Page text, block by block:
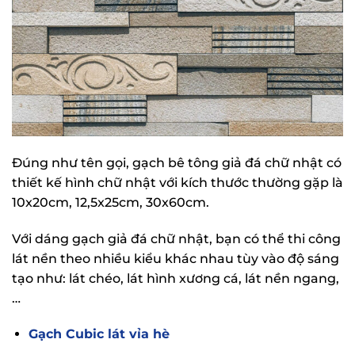
Đúng như tên gọi, gạch bê tông giả đá chữ nhật có
thiết kế hình chữ nhật với kích thước thường gặp là
10x20cm, 12,5x25cm, 30x60cm.
Với dáng gạch giả đá chữ nhật, bạn có thể thi công
lát nền theo nhiều kiểu khác nhau tùy vào độ sáng
tạo như: lát chéo, lát hình xương cá, lát nền ngang,
…
Gạch Cubic lát vỉa hè